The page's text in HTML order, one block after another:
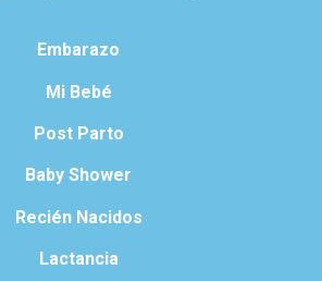
Embarazo
Mi Bebé
Post Parto
Baby Shower
Recién Nacidos
Lactancia